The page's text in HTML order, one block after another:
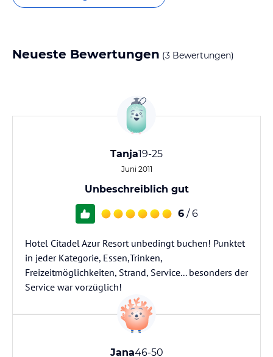
Neueste Bewertungen (3 Bewertungen)
Tanja19-25
Juni 2011
Unbeschreiblich gut
6 / 6
Hotel Citadel Azur Resort unbedingt buchen! Punktet
in jeder Kategorie, Essen,Trinken,
Freizeitmöglichkeiten, Strand, Service... besonders der
Service war vorzüglich!
Jana46-50